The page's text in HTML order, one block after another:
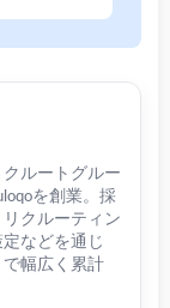
ルートグルー
を創業。採
クルーティン
などを通じ
幅広く累計